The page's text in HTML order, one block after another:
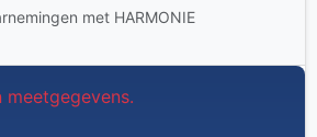
met HARMONIE
meetgegevens.